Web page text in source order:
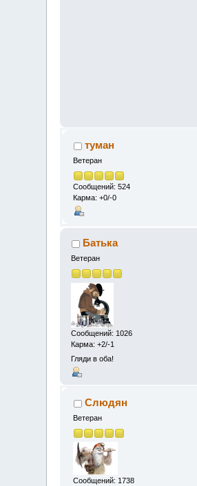
туман
Ветеран
Сообщений: 524
Карма: +0/-0
Батька
Ветеран
Сообщений: 1026
Карма: +2/-1
Гляди в оба!
Слюдян
Ветеран
Сообщений: 1738